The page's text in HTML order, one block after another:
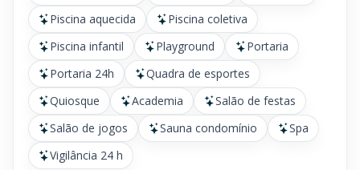
Piscina aquecida
Piscina coletiva
Piscina infantil
Playground
Portaria
Portaria 24h
Quadra de esportes
Quiosque
Academia
Salão de festas
Salão de jogos
Sauna condomínio
Spa
Vigilância 24 h